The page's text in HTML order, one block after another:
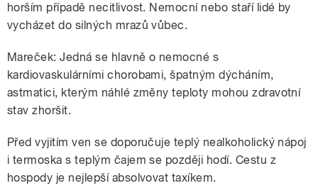
horším případě necitlivost. Nemocní nebo staří lidé by
vycházet do silných mrazů vůbec.
Mareček: Jedná se hlavně o nemocné s
kardiovaskulárními chorobami, špatným dýcháním,
astmatici, kterým náhlé změny teploty mohou zdravotní
stav zhoršit.
Před vyjitím ven se doporučuje teplý nealkoholický nápoj
i termoska s teplým čajem se později hodí. Cestu z
hospody je nejlepší absolvovat taxíkem.